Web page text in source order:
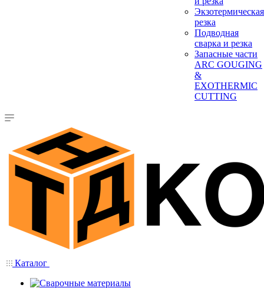
Экзотермическая
резка
Подводная
сварка и резка
Запасные части
ARC GOUGING
&
EXOTHERMIC
CUTTING
Каталог